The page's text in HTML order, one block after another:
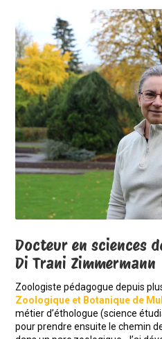
Docteur en sciences
Di Trani Zimmermann
Zoologiste pédagogue depuis
Zoologique et Botanique de
métier d’éthologue (science
pour prendre ensuite le chemin